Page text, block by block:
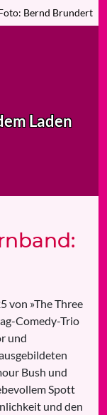
Bernd Brundert
Laden
von »The Three
Comedy-Trio
und
Bush und
Spott
und den